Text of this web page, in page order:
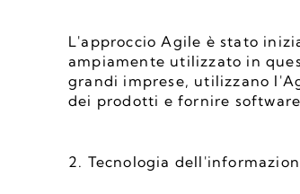
L'approccio Agile è stato
ampiamente utilizzato in
grandi imprese, utilizzano
dei prodotti e fornire
2. Tecnologia